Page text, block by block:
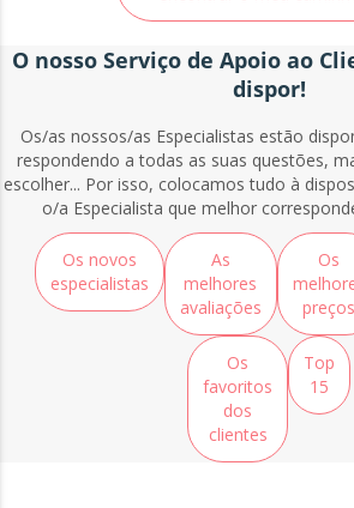
O nosso Serviço de Apoio ao
dispor!
Os/as nossos/as Especialistas estão
respondendo a todas as suas questões,
escolher... Por isso, colocamos tudo à
o/a Especialista que melhor
Os novos
especialistas
As
melhores
avaliações
Os
preços
Os
favoritos
dos
clientes
Top
15